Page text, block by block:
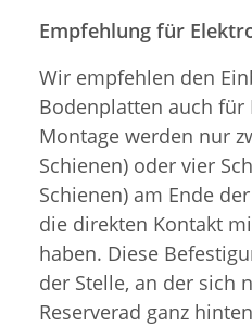
Empfehlung für
Wir empfehlen den
Bodenplatten auch für
Montage werden nur
Schienen) oder vier
Schienen) am Ende
die direkten Kontakt
haben. Diese
der Stelle, an der sich
Reserverad ganz